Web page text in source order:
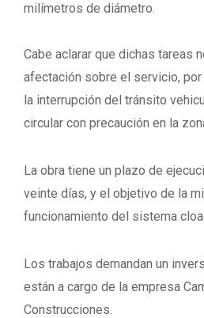
milímetros de diámetro.
Cabe aclarar que dichas tareas
afectación sobre el servicio,
la interrupción del tránsito
circular con precaución en la
La obra tiene un plazo de
veinte días, y el objetivo de la
funcionamiento del sistema
Los trabajos demandan un
están a cargo de la empresa
Construcciones.